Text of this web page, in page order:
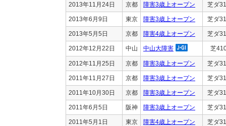
2013年11月24日 京都 障害3歳上オープン 芝ダ
2013年6月9日 東京 障害3歳上オープン 芝ダ
2013年5月5日 京都 障害4歳上オープン 芝ダ
2012年12月22日 中山 中山大障害 芝
2012年11月25日 京都 障害3歳上オープン 芝ダ
2011年11月27日 京都 障害3歳上オープン 芝ダ
2011年10月30日 京都 障害3歳上オープン 芝ダ
2011年6月5日 阪神 障害3歳上オープン 芝ダ
2011年5月1日 東京 障害4歳上オープン 芝ダ